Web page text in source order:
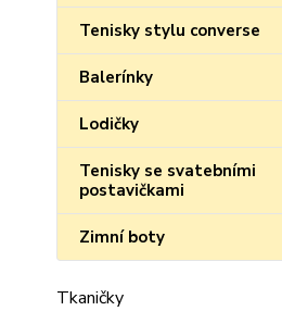
Tenisky stylu converse
Balerínky
Lodičky
Tenisky se svatebními
postavičkami
Zimní boty
Tkaničky